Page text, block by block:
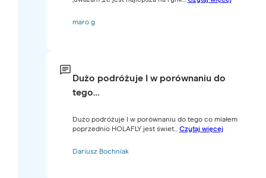
maro g
Dużo podróżuje I w porównaniu do
tego…
Dużo podróżuje I w porównaniu do tego co miałem
poprzednio HOLAFLY jest świet... Czytaj więcej
Dariusz Bochniak